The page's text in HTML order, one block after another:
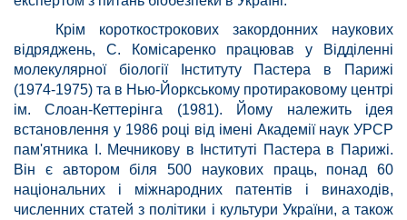
Крім короткострокових закордонних наукових
відряджень, С. Комісаренко працював у Відділенні
молекулярної біології Інституту Пастера в Парижі
(1974-1975) та в Нью-Йоркському протираковому центрі
ім. Слоан-Кеттерінга (1981). Йому належить ідея
встановлення у 1986 році від імені Академії наук УРСР
пам'ятника І. Мечникову в Інституті Пастера в Парижі.
Він є автором біля 500 наукових праць, понад 60
національних і міжнародних патентів і винаходів,
численних статей з політики і культури України, а також